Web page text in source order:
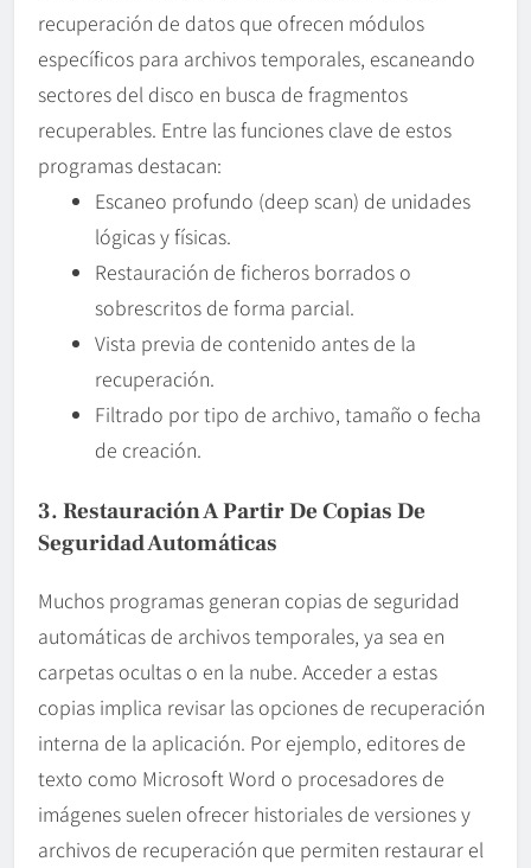
recuperación de datos que ofrecen módulos
específicos para archivos temporales, escaneando
sectores del disco en busca de fragmentos
recuperables. Entre las funciones clave de estos
programas destacan:
Escaneo profundo (deep scan) de unidades
lógicas y físicas.
Restauración de ficheros borrados o
sobrescritos de forma parcial.
Vista previa de contenido antes de la
recuperación.
Filtrado por tipo de archivo, tamaño o fecha
de creación.
3. Restauración A Partir De Copias De
Seguridad Automáticas
Muchos programas generan copias de seguridad
automáticas de archivos temporales, ya sea en
carpetas ocultas o en la nube. Acceder a estas
copias implica revisar las opciones de recuperación
interna de la aplicación. Por ejemplo, editores de
texto como Microsoft Word o procesadores de
imágenes suelen ofrecer historiales de versiones y
archivos de recuperación que permiten restaurar el